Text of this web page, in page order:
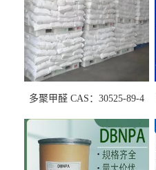
多聚甲醛 CAS：30525-89-4